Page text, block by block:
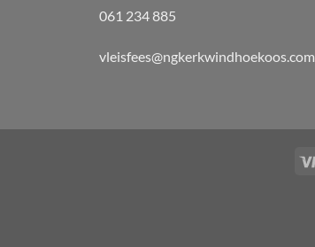
061 234 885
vleisfees@ngkerkwindhoekoos.com